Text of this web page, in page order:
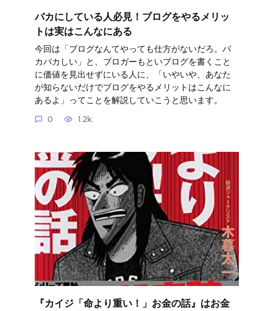
バカにしている人必見！ブログをやるメリッ
トは実はこんなにある
今回は「ブログなんてやっても仕方がないだろ。バ
カバカしい」と、ブロガーもといブログを書くこと
に価値を見出せずにいる人に、「いやいや、あなた
が知らないだけでブログをやるメリットはこんなに
あるよ」ってことを解説していこうと思います。
0 1.2k.
『カイジ「命より重い！」お金の話』はお金